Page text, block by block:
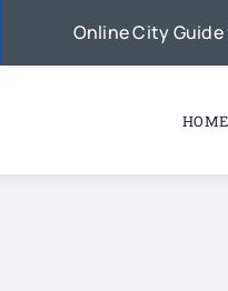
Online City
HOME